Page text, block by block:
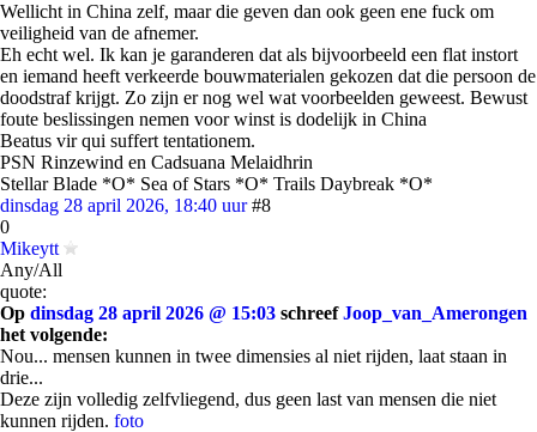
Wellicht in China zelf, maar die geven dan ook geen ene fuck om
veiligheid van de afnemer.
Eh echt wel. Ik kan je garanderen dat als bijvoorbeeld een flat instort
en iemand heeft verkeerde bouwmaterialen gekozen dat die persoon de
doodstraf krijgt. Zo zijn er nog wel wat voorbeelden geweest. Bewust
foute beslissingen nemen voor winst is dodelijk in China
Beatus vir qui suffert tentationem.
PSN Rinzewind en Cadsuana Melaidhrin
Stellar Blade *O* Sea of Stars *O* Trails Daybreak *O*
dinsdag 28 april 2026, 18:40 uur #8
0
Mikeytt
Any/All
quote:
Op dinsdag 28 april 2026 @ 15:03 schreefJoop_van_Amerongen
het volgende:
Nou... mensen kunnen in twee dimensies al niet rijden, laat staan in
drie...
Deze zijn volledig zelfvliegend, dus geen last van mensen die niet
kunnen rijden. foto